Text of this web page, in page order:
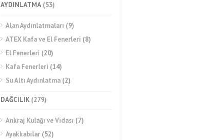
AYDINLATMA (53)
Alan Aydınlatmaları (9)
ATEX Kafa ve El Fenerleri (8)
El Fenerleri (20)
Kafa Fenerleri (14)
Su Altı Aydınlatma (2)
DAĞCILIK (279)
Ankraj Kulağı ve Vidası (7)
Ayakkabılar (52)